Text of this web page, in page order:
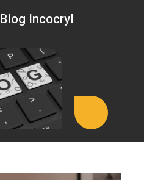
Blog Incocryl